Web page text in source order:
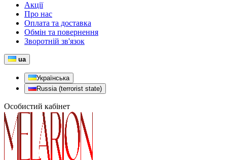
Акції
Про нас
Оплата та доставка
Обмін та повернення
Зворотній зв'язок
ua
Українська
Russia (terrorist state)
Особистий кабінет